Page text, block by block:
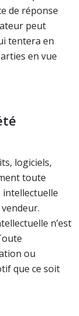
de réponse
peut
tentera en
en vue
logiciels,
toute
n’est
ou
que ce soit